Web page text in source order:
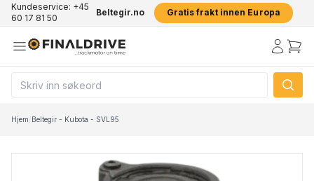
Kundeservice: +45
60 17 81 50
Beltegir.no Gratis frakt innen Europa
Hjem/Beltegir - Kubota - SVL95